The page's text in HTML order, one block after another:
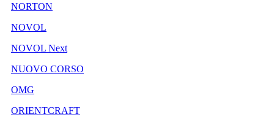
NORTON
NOVOL
NOVOL Next
NUOVO CORSO
OMG
ORIENTCRAFT